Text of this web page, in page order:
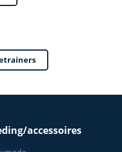
accessoires